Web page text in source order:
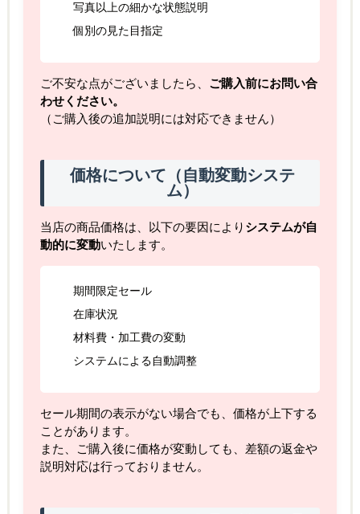
写真以上の細かな状態説明
個別の見た目指定
ご不安な点がございましたら、 ご購入前にお問い合
わせください。
（ご購入後の追加説明には対応できません）
価格について（自動変動システ
ム）
当店の商品価格は、以下の要因により システムが自
動的に変動いたします。
期間限定セール
在庫状況
材料費・加工費の変動
システムによる自動調整
セール期間の表示がない場合でも、価格が上下する
ことがあります。
また、ご購入後に価格が変動しても、差額の返金や
説明対応は行っておりません。